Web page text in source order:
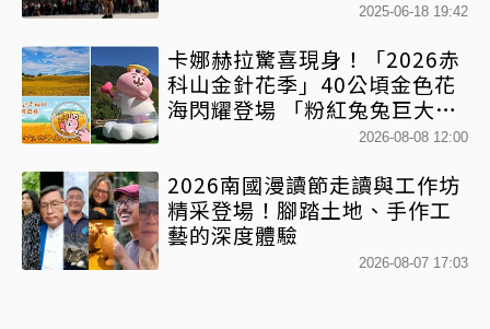
2025-06-18 19:42
卡娜赫拉驚喜現身！「2026赤
科山金針花季」40公頃金色花
海閃耀登場 「粉紅兔兔巨大氣
球+超狂500樂遊券」快追
2026-08-08 12:00
2026南國漫讀節走讀與工作坊
精采登場！腳踏土地、手作工
藝的深度體驗
2026-08-07 17:03